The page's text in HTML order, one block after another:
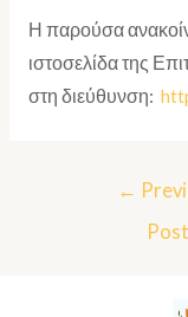
Η παρούσα
ιστοσελίδα της
στη διεύθυνση:
←
Post